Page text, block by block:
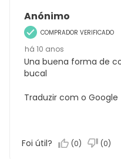
Anónimo
COMPRADOR VERIFICADO
há 10 anos
Una buena forma de
bucal
Traduzir com o Google
Foi útil? (0) (0)